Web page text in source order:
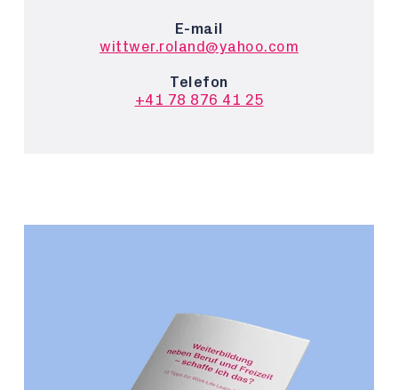
E-mail
wittwer.roland@yahoo.com
Telefon
+41 78 876 41 25